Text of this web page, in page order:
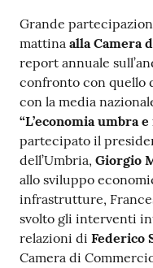
Grande
mattina alla Camera
report annuale
confronto con quello
con la media
“L’economia umbra
partecipato il
dell’Umbria, Giorgio
allo sviluppo
infrastrutture,
svolto gli interventi
relazioni di Federico
Camera di